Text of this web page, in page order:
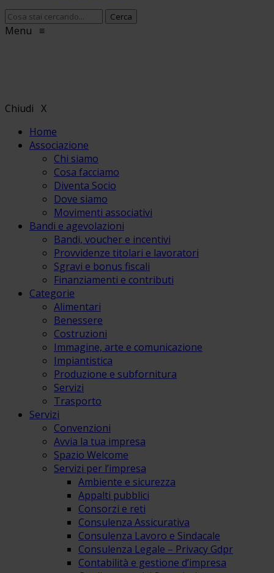
Menu ≡
Chiudi X
Home
Associazione
Chi siamo
Cosa facciamo
Diventa Socio
Dove siamo
Movimenti associativi
Bandi e agevolazioni
Bandi, voucher e incentivi
Provvidenze titolari e lavoratori
Sgravi e bonus fiscali
Finanziamenti e contributi
Categorie
Alimentari
Benessere
Costruzioni
Immagine, arte e comunicazione
Impiantistica
Produzione e subfornitura
Servizi
Trasporto
Servizi
Convenzioni
Avvia la tua impresa
Spazio Welcome
Servizi per l’impresa
Ambiente e sicurezza
Appalti pubblici
Consorzi e reti
Consulenza Assicurativa
Consulenza Lavoro e Sindacale
Consulenza Legale – Privacy Gdpr
Contabilità e gestione d’impresa